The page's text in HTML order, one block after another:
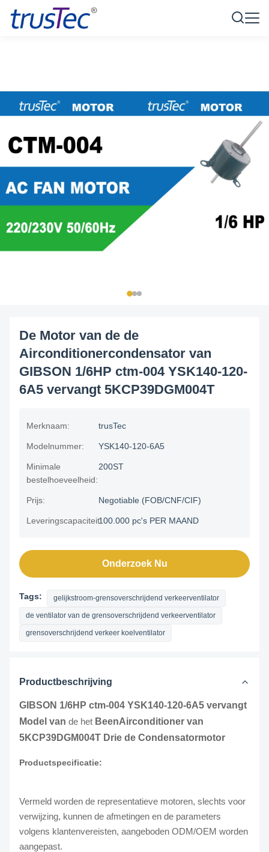
De Motor van de de
Airconditionercondensator van
GIBSON 1/6HP ctm-004 YSK140-120-
6A5 vervangt 5KCP39DGM004T
Merknaam: trusTec
Modelnummer: YSK140-120-6A5
Minimale
bestelhoeveelheid:
200ST
Prijs: Negotiable (FOB/CNF/CIF)
Leveringscapaciteit:100.000 pc's PER MAAND
Onderzoek Nu
Tags: gelijkstroom-grensoverschrijdend verkeerventilator
de ventilator van de grensoverschrijdend verkeerventilator
grensoverschrijdend verkeer koelventilator
Productbeschrijving
GIBSON 1/6HP ctm-004 YSK140-120-6A5 vervangt
Model van de het BeenAirconditioner van
5KCP39DGM004T Drie de Condensatormotor
Productspecificatie:
Vermeld worden de representatieve motoren, slechts voor
verwijzing, kunnen de afmetingen en de parameters
volgens klantenvereisten, aangeboden ODM/OEM worden
aangepast.